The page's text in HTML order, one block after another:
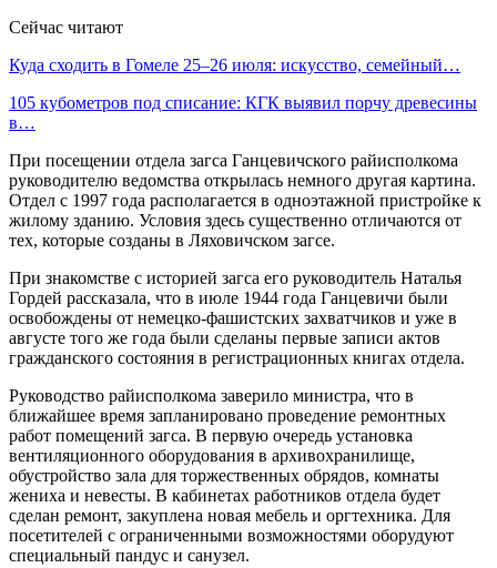
Сейчас читают
Куда сходить в Гомеле 25–26 июля: искусство, семейный…
105 кубометров под списание: КГК выявил порчу древесины
в…
При посещении отдела загса Ганцевичского райисполкома
руководителю ведомства открылась немного другая картина.
Отдел с 1997 года располагается в одноэтажной пристройке к
жилому зданию. Условия здесь существенно отличаются от
тех, которые созданы в Ляховичском загсе.
При знакомстве с историей загса его руководитель Наталья
Гордей рассказала, что в июле 1944 года Ганцевичи были
освобождены от немецко-фашистских захватчиков и уже в
августе того же года были сделаны первые записи актов
гражданского состояния в регистрационных книгах отдела.
Руководство райисполкома заверило министра, что в
ближайшее время запланировано проведение ремонтных
работ помещений загса. В первую очередь установка
вентиляционного оборудования в архивохранилище,
обустройство зала для торжественных обрядов, комнаты
жениха и невесты. В кабинетах работников отдела будет
сделан ремонт, закуплена новая мебель и оргтехника. Для
посетителей с ограниченными возможностями оборудуют
специальный пандус и санузел.